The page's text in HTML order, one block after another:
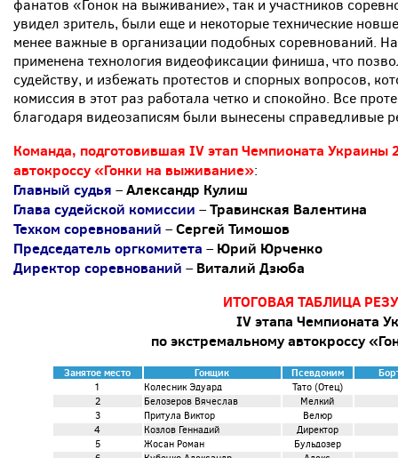
фанатов «Гонок на выживание», так и участников
увидел зритель, были еще и некоторые технические
менее важные в организации подобных соревнований.
применена технология видеофиксации финиша, что
судейству, и избежать протестов и спорных вопросов,
комиссия в этот раз работала четко и спокойно. Все
благодаря видеозаписям были вынесены справедливые
Команда, подготовившая IV этап Чемпионата Украины
автокроссу «Гонки на выживание»:
Главный судья –Александр Кулиш
Глава судейской комиссии –Травинская Валентина
Техком соревнований –Сергей Тимошов
Председатель оргкомитета – Юрий Юрченко
Директор соревнований – Виталий Дзюба
ИТОГОВАЯ ТАБЛИЦА
IV этапа Чемпионата
по экстремальному автокроссу
Занятое место Гонщик Псевдоним
1
Колесник Эдуард
Тато (Отец)
2
Белозеров Вячеслав
Мелкий
3
Притула Виктор
Велюр
4
Козлов Геннадий
Директор
5
Жосан Роман
Бульдозер